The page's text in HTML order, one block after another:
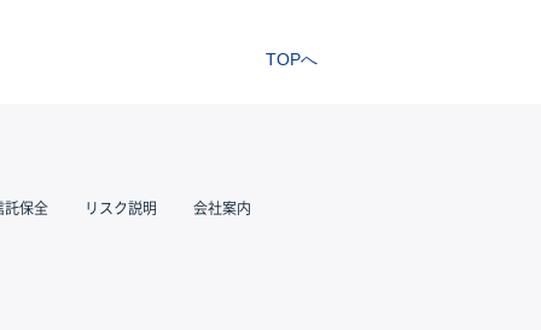
TOPへ
託保全 リスク説明 会社案内